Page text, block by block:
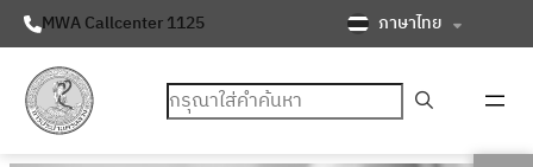
MWA Callcenter 1125 ภาษาไทย
ค้นหา